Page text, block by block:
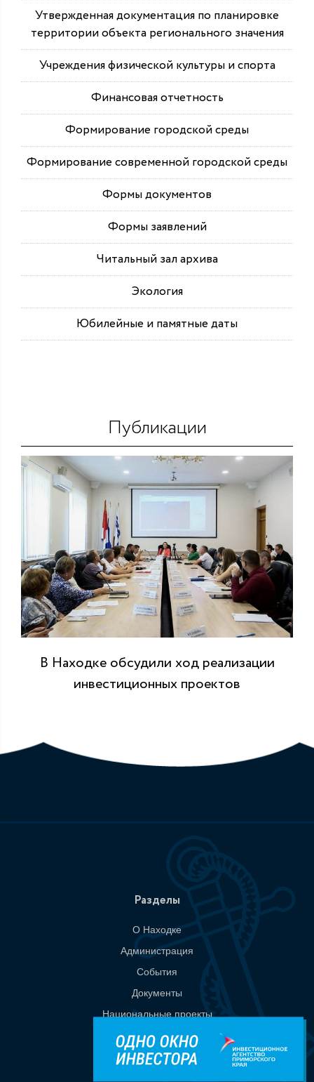
Утвержденная документация по планировке
территории объекта регионального значения
Учреждения физической культуры и спорта
Финансовая отчетность
Формирование городской среды
Формирование современной городской среды
Формы документов
Формы заявлений
Читальный зал архива
Экология
Юбилейные и памятные даты
Публикации
В Находке обсудили ход реализации
инвестиционных проектов
Разделы
О Находке
Администрация
События
Документы
Национальные проекты
Приемная
Контакты